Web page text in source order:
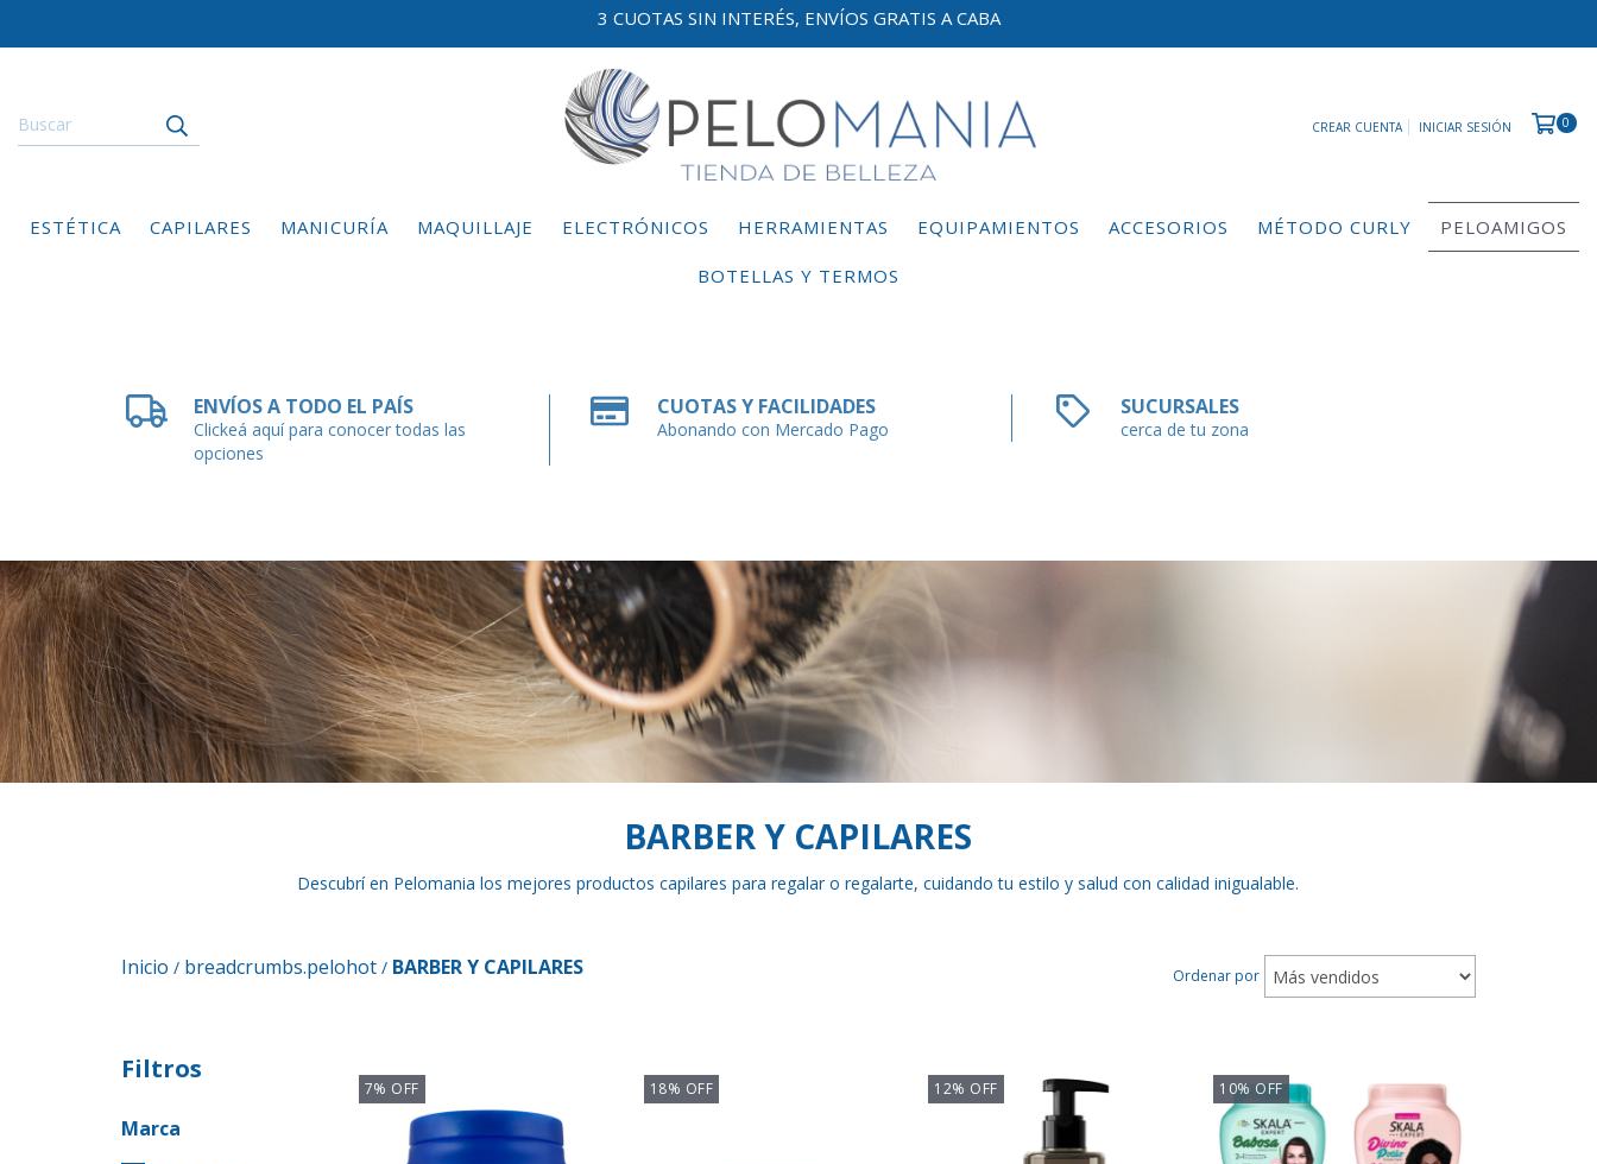
3 CUOTAS SIN INTERÉS, ENVÍOS GRATIS A CABA
CREAR CUENTA INICIAR SESIÓN 0
ESTÉTICA CAPILARES MANICURÍA MAQUILLAJE ELECTRÓNICOS HERRAMIENTAS EQUIPAMIENTOS ACCESORIOS MÉTODO CURLY PELOAMIGOS
BOTELLAS Y TERMOS
ENVÍOS A TODO EL PAÍS
Clickeá aquí para conocer todas las
opciones
CUOTAS Y FACILIDADES
Abonando con Mercado Pago
SUCURSALES
cerca de tu zona
BARBER Y CAPILARES
Descubrí en Pelomania los mejores productos capilares para regalar o regalarte, cuidando tu estilo y salud con calidad inigualable.
Inicio / breadcrumbs.pelohot / BARBER Y CAPILARES Ordenar por
Filtros
Marca
7% OFF 18% OFF 12% OFF 10% OFF